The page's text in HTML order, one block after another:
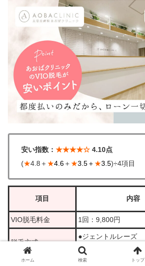
安い指数： ★★★★☆ 4.10点
(★4.8＋ ★4.6＋ ★3.5＋ ★3.5)÷4項目
項目 内容
VIO脱毛料金 1回：9,800円
脱毛方式
●ジェントルレーズ
（熱破壊式）
ホーム 検索 トップ